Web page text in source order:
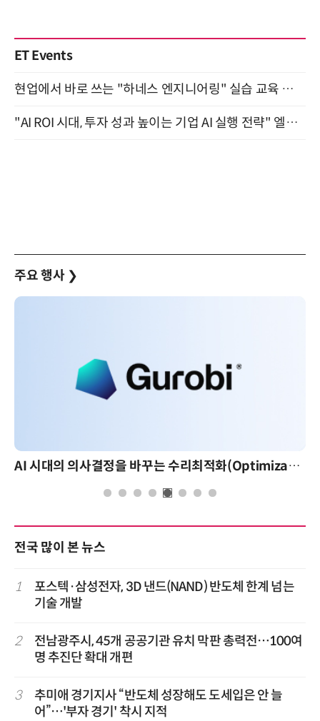
ET Events
현업에서 바로 쓰는 "하네스 엔지니어링" 실습 교육 워크숍 8월 20일 개최
"AI ROI 시대, 투자 성과 높이는 기업 AI 실행 전략" 엘타워 6층 (9월 18일)
주요 행사 ❯
AI 시대의 의사결정을 바꾸는 수리최적화(Optimization): 실제 산업 적용 사례와 활용 전략
전국 많이 본 뉴스
1
포스텍·삼성전자, 3D 낸드(NAND) 반도체 한계 넘는
기술 개발
2
전남광주시, 45개 공공기관 유치 막판 총력전…100여
명 추진단 확대 개편
3
추미애 경기지사 “반도체 성장해도 도세입은 안 늘
어”…'부자 경기' 착시 지적